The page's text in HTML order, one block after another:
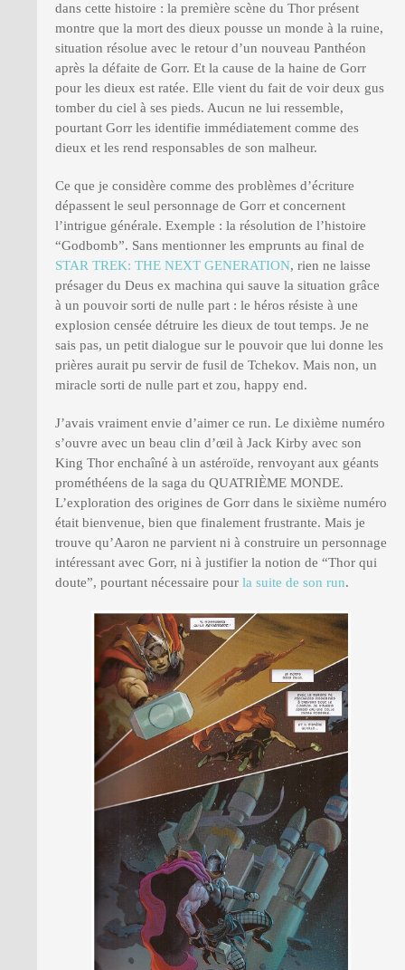
dans cette histoire : la première scène du Thor présent
montre que la mort des dieux pousse un monde à la ruine,
situation résolue avec le retour d’un nouveau Panthéon
après la défaite de Gorr. Et la cause de la haine de Gorr
pour les dieux est ratée. Elle vient du fait de voir deux gus
tomber du ciel à ses pieds. Aucun ne lui ressemble,
pourtant Gorr les identifie immédiatement comme des
dieux et les rend responsables de son malheur.
Ce que je considère comme des problèmes d’écriture
dépassent le seul personnage de Gorr et concernent
l’intrigue générale. Exemple : la résolution de l’histoire
“Godbomb”. Sans mentionner les emprunts au final de
STAR TREK: THE NEXT GENERATION, rien ne laisse
présager du Deus ex machina qui sauve la situation grâce
à un pouvoir sorti de nulle part : le héros résiste à une
explosion censée détruire les dieux de tout temps. Je ne
sais pas, un petit dialogue sur le pouvoir que lui donne les
prières aurait pu servir de fusil de Tchekov. Mais non, un
miracle sorti de nulle part et zou, happy end.
J’avais vraiment envie d’aimer ce run. Le dixième numéro
s’ouvre avec un beau clin d’œil à Jack Kirby avec son
King Thor enchaîné à un astéroïde, renvoyant aux géants
prométhéens de la saga du QUATRIÈME MONDE.
L’exploration des origines de Gorr dans le sixième numéro
était bienvenue, bien que finalement frustrante. Mais je
trouve qu’Aaron ne parvient ni à construire un personnage
intéressant avec Gorr, ni à justifier la notion de “Thor qui
doute”, pourtant nécessaire pour la suite de son run.